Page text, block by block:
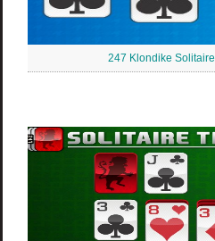
247 Klondike Solitaire